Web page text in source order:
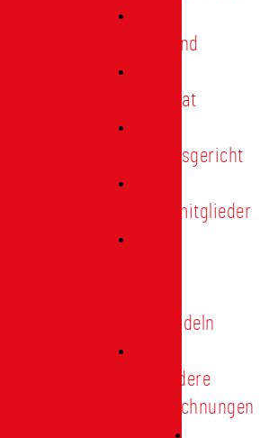
Vorstand
Ehrenrat
Schiedsgericht
Ehrenmitglieder
Treunadeln
Besondere
Auszeichnungen